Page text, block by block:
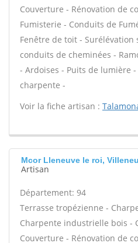
Couverture - Rénovation de
Fumisterie - Conduits de
Fenêtre de toit -
conduits de cheminées -
- Ardoises - Puits de lumière
charpente -
Voir la fiche artisan :
Mcor Lleneuve le roi,
Artisan
Département: 94
Terrasse tropézienne -
Charpente industrielle bois -
Couverture - Rénovation de